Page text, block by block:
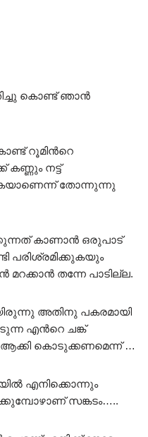
കൊണ്ട് ഞാൻ
റൂമിൻറെ
കണ്ണും നട്ട്
തോന്നുന്നു
കാണാൻ ഒരുപാട്
പരിശ്രമിക്കുകയും
തന്നേ പാടില്ല.
അതിനു പകരമായി
എൻറെ ചങ്ക്
ആക്കി കൊടുക്കണമെന്ന് …
എനിക്കൊന്നും
സങ്കടം…..